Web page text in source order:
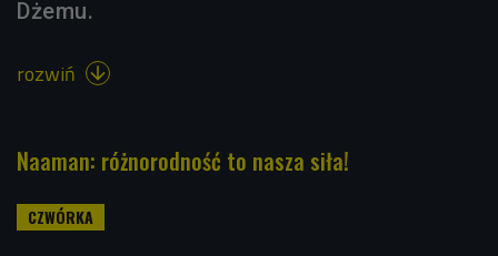
Dżemu.
rozwiń 
Naaman: różnorodność to nasza siła!